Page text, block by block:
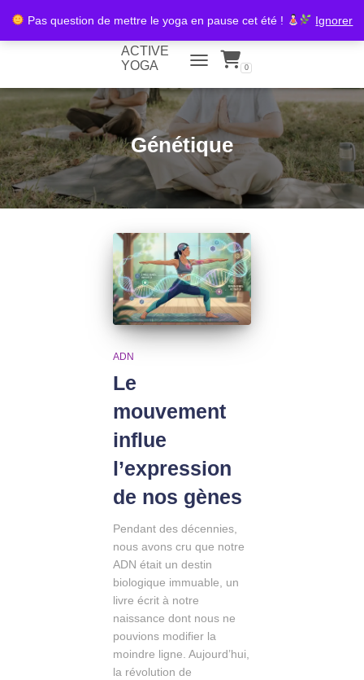
Pas question de mettre le yoga en pause cet été ! Ignorer
ACTIVE
YOGA
TOGGLE NAVIGATION
0
Génétique
ADN
Le
mouvement
influe
l’expression
de nos gènes
Pendant des décennies,
nous avons cru que notre
ADN était un destin
biologique immuable, un
livre écrit à notre
naissance dont nous ne
pouvions modifier la
moindre ligne. Aujourd’hui,
la révolution de